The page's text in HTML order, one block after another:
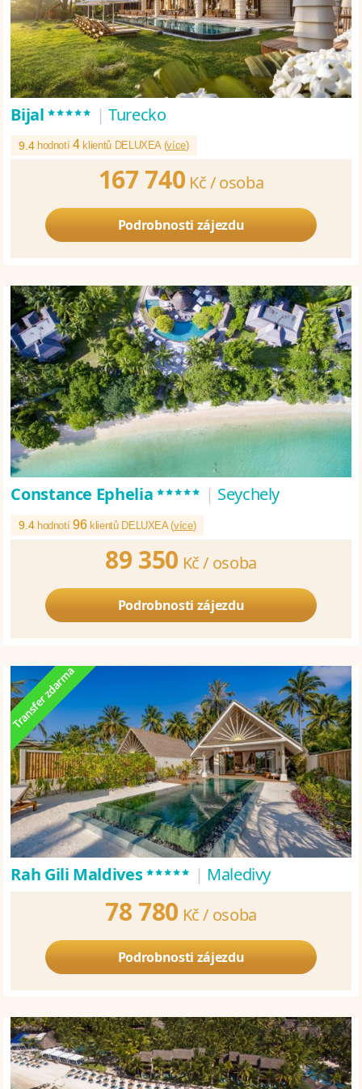
Bijal***** | Turecko
9.4 hodnotí4klientů DELUXEA (více)
167 740 Kč /osoba
Podrobnosti zájezdu
Constance Ephelia***** | Seychely
9.4 hodnotí96klientů DELUXEA (více)
89 350 Kč / osoba
Podrobnosti zájezdu
Rah Gili Maldives***** | Maledivy
78 780 Kč / osoba
Podrobnosti zájezdu